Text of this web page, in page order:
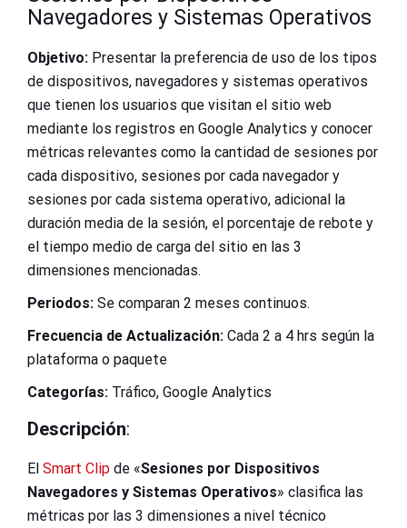
Navegadores y Sistemas Operativos
Objetivo: Presentar la preferencia de uso de los tipos
de dispositivos, navegadores y sistemas operativos
que tienen los usuarios que visitan el sitio web
mediante los registros en Google Analytics y conocer
métricas relevantes como la cantidad de sesiones por
cada dispositivo, sesiones por cada navegador y
sesiones por cada sistema operativo, adicional la
duración media de la sesión, el porcentaje de rebote y
el tiempo medio de carga del sitio en las 3
dimensiones mencionadas.
Periodos: Se comparan 2 meses continuos.
Frecuencia de Actualización: Cada 2 a 4 hrs según la
plataforma o paquete
Categorías: Tráfico, Google Analytics
Descripción:
El Smart Clip de «Sesiones por Dispositivos
Navegadores y Sistemas Operativos» clasifica las
métricas por las 3 dimensiones a nivel técnico